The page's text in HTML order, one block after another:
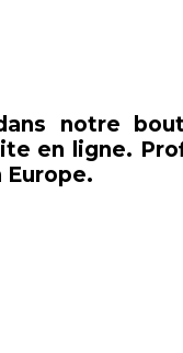
notre
en ligne.